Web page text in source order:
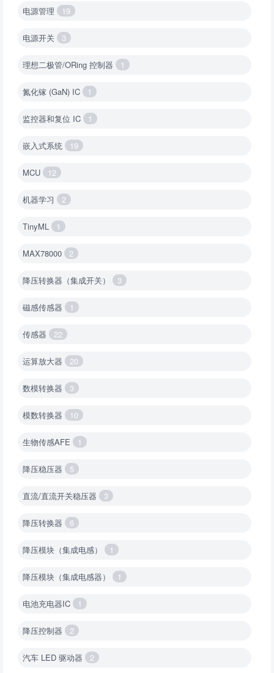
电源管理 19
电源开关 3
理想二极管/ORing 控制器 1
氮化镓 (GaN) IC 1
监控器和复位 IC 1
嵌入式系统 19
MCU 12
机器学习 2
TinyML 1
MAX78000 2
降压转换器（集成开关） 3
磁感传感器 1
传感器 22
运算放大器 20
数模转换器 3
模数转换器 10
生物传感AFE 1
降压稳压器 5
直流/直流开关稳压器 3
降压转换器 6
降压模块（集成电感） 1
降压模块（集成电感器） 1
电池充电器IC 1
降压控制器 2
汽车 LED 驱动器 2